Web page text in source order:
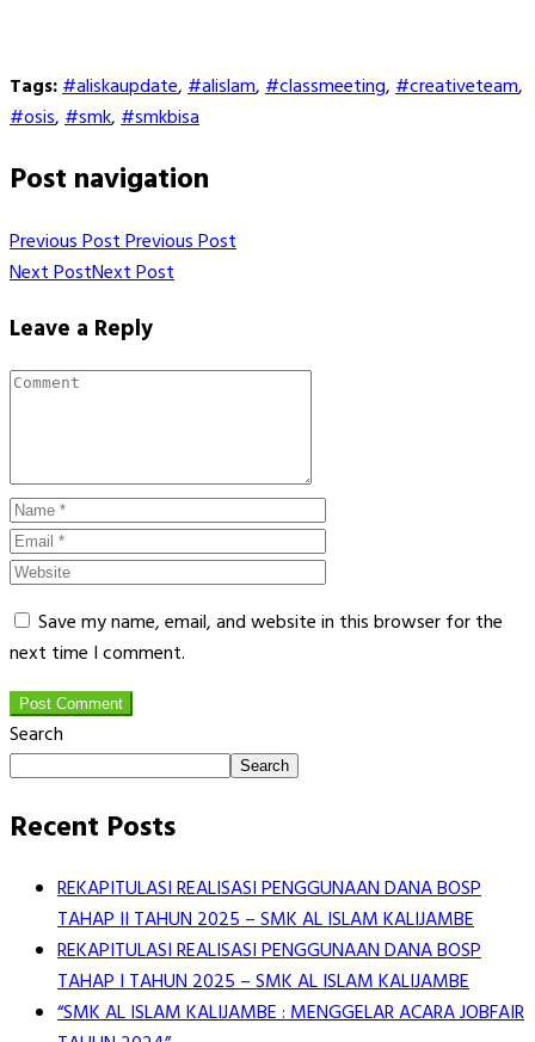
Tags:#aliskaupdate,#alislam,#classmeeting,#creativeteam,
#osis,#smk,#smkbisa
Post navigation
Previous PostPrevious Post
Next PostNext Post
Leave a Reply
Save my name, email, and website in this browser for the
next time I comment.
Post Comment
Search
Search
Recent Posts
REKAPITULASI REALISASI PENGGUNAAN DANA BOSP
TAHAP II TAHUN 2025 – SMK AL ISLAM KALIJAMBE
REKAPITULASI REALISASI PENGGUNAAN DANA BOSP
TAHAP I TAHUN 2025 – SMK AL ISLAM KALIJAMBE
“SMK AL ISLAM KALIJAMBE : MENGGELAR ACARA JOBFAIR